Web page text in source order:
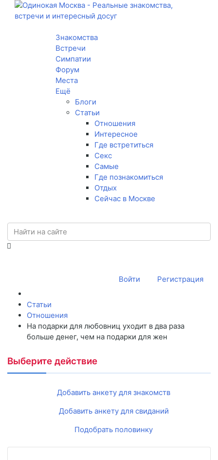
Toggle navigation
Знакомства
Встречи
Симпатии
Форум
Места
Ещё
Блоги
Статьи
Отношения
Интересное
Где встретиться
Секс
Самые
Где познакомиться
Отдых
Сейчас в Москве
Войти Регистрация
Статьи
Отношения
На подарки для любовниц уходит в два раза
больше денег, чем на подарки для жен
Выберите действие
Добавить анкету для знакомств
Добавить анкету для свиданий
Подобрать половинку